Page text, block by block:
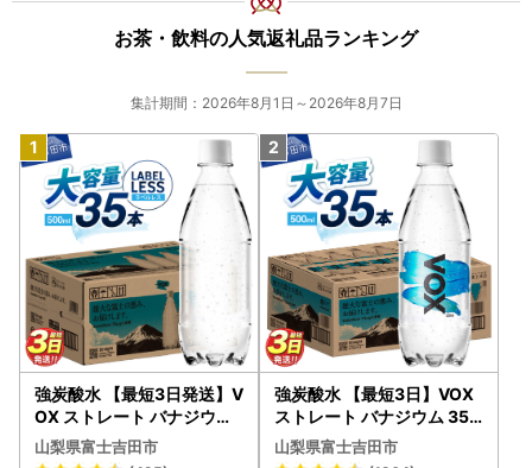
お茶・飲料の人気返礼品ランキング
集計期間：2026年8月1日～2026年8月7日
強炭酸水 【最短3日発送】V
OX ストレート バナジウム
強炭酸水 35本 500ml ラベ
ルレス【富士吉田市限定カ
山梨県富士吉田市
強炭酸水 【最短3日】VOX
ストレート バナジウム 35
本 500ml 【富士吉田市限
定カートン】炭酸
山梨県富士吉田市